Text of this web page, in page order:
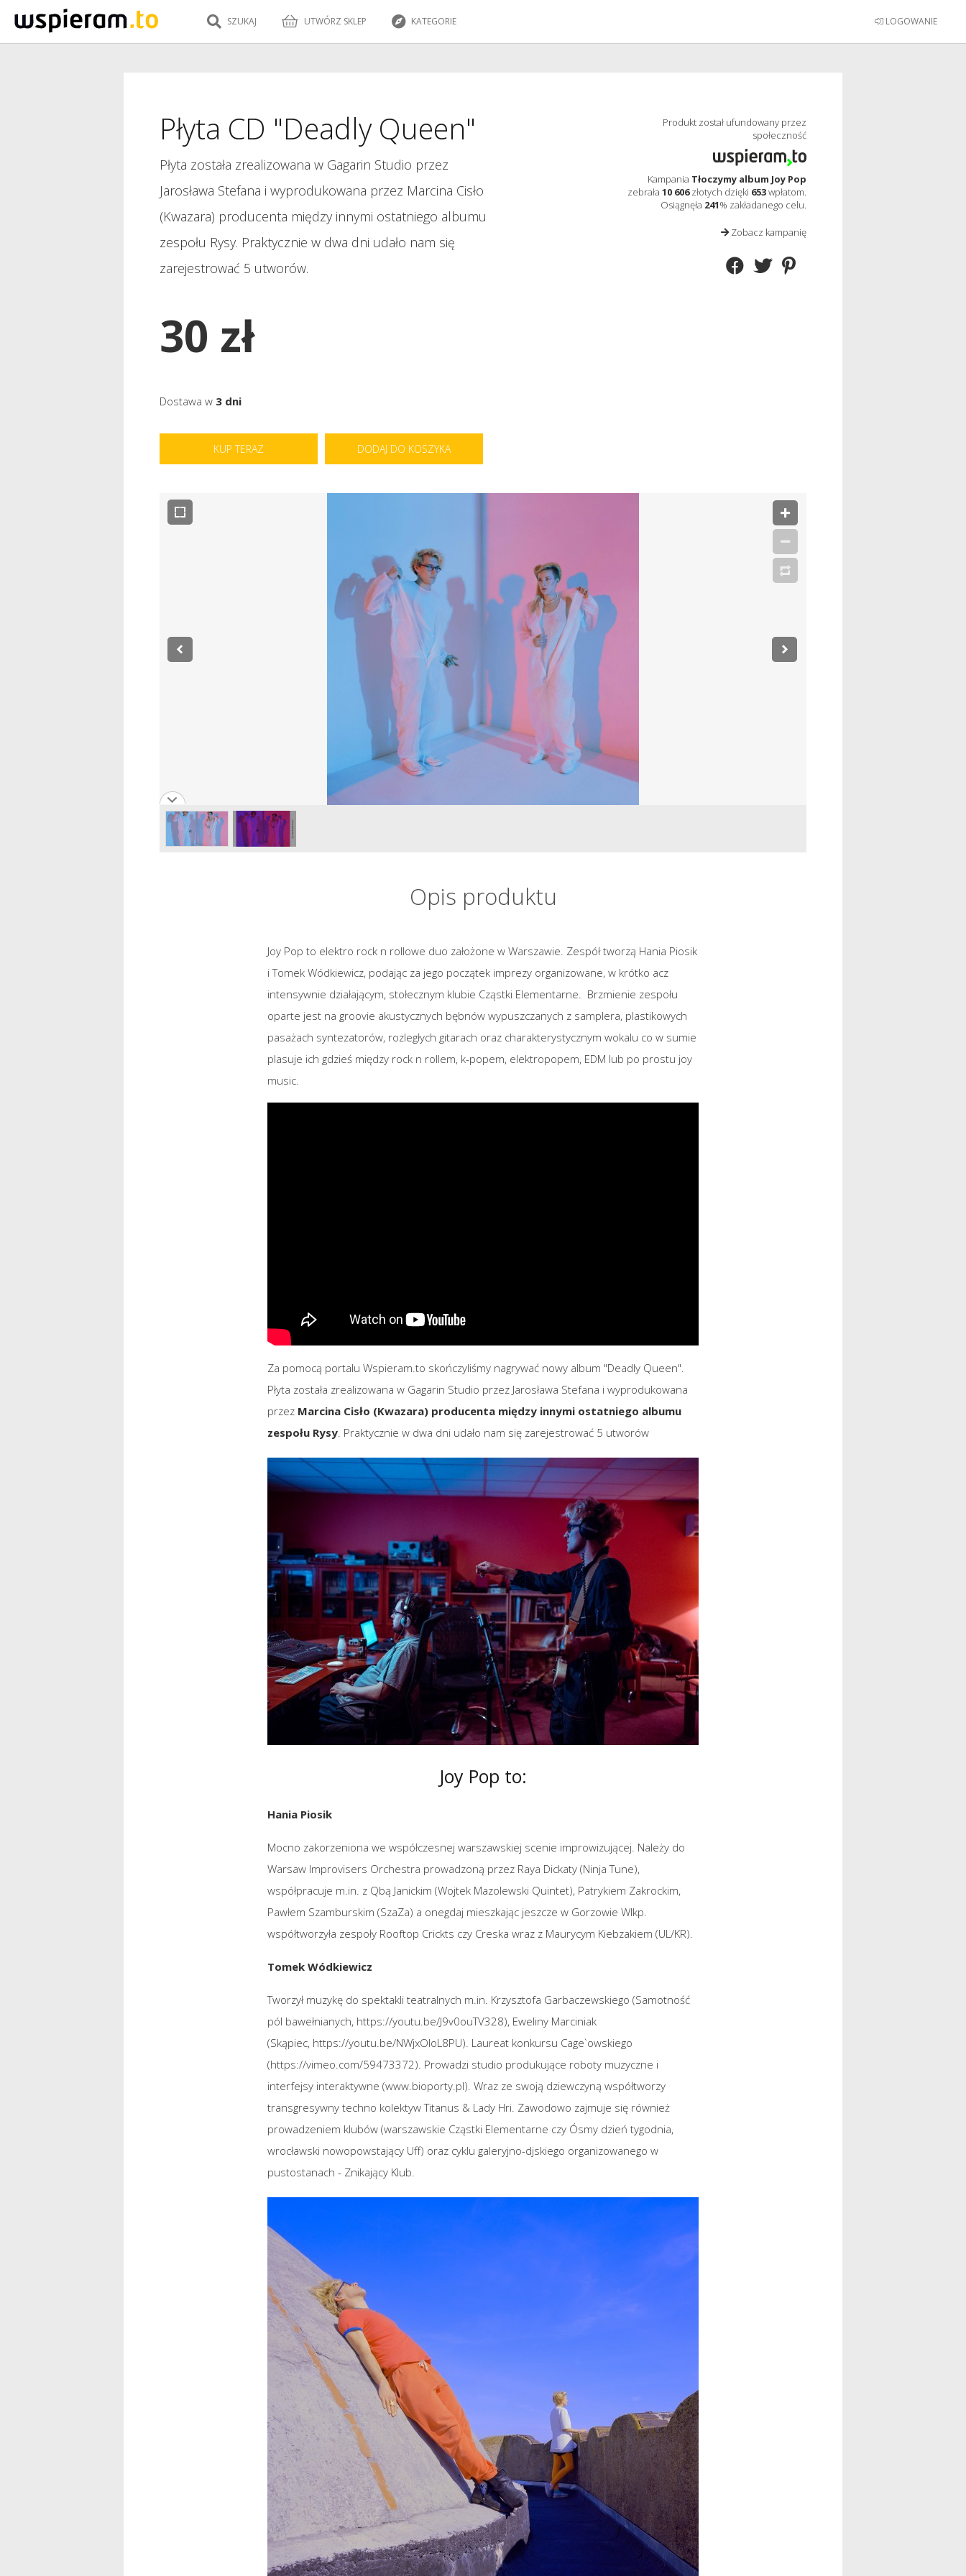
LOGOWANIE
SZUKAJ UTWÓRZ SKLEP KATEGORIE
Produkt został ufundowany przez
społeczność
Kampania Tłoczymy album Joy Pop
zebrała 10 606złotych dzięki 653wpłatom.
Osiągnęła 241% zakładanego celu.
Zobacz kampanię
Płyta CD "Deadly Queen"
Płyta została zrealizowana w Gagarin Studio przez
Jarosława Stefana i wyprodukowana przez Marcina Cisło
(Kwazara) producenta między innymi ostatniego albumu
zespołu Rysy. Praktycznie w dwa dni udało nam się
zarejestrować 5 utworów.
30 zł
Dostawa w 3 dni
KUP TERAZ DODAJ DO KOSZYKA
Opis produktu
Joy Pop to elektro rock n rollowe duo założone w Warszawie. Zespół tworzą Hania Piosik
i Tomek Wódkiewicz, podając za jego początek imprezy organizowane, w krótko acz
intensywnie działającym, stołecznym klubie Cząstki Elementarne. Brzmienie zespołu
oparte jest na groovie akustycznych bębnów wypuszczanych z samplera, plastikowych
pasażach syntezatorów, rozległych gitarach oraz charakterystycznym wokalu co w sumie
plasuje ich gdzieś między rock n rollem, k-popem, elektropopem, EDM lub po prostu joy
music.
Za pomocą portalu Wspieram.to skończyliśmy nagrywać nowy album "Deadly Queen".
Płyta została zrealizowana w Gagarin Studio przez Jarosława Stefana i wyprodukowana
przez Marcina Cisło (Kwazara) producenta między innymi ostatniego albumu
zespołu Rysy . Praktycznie w dwa dni udało nam się zarejestrować 5 utworów
Joy Pop to:
Hania Piosik
Mocno zakorzeniona we współczesnej warszawskiej scenie improwizującej. Należy do
Warsaw Improvisers Orchestra prowadzoną przez Raya Dickaty (Ninja Tune),
współpracuje m.in. z Qbą Janickim (Wojtek Mazolewski Quintet), Patrykiem Zakrockim,
Pawłem Szamburskim (SzaZa) a onegdaj mieszkając jeszcze w Gorzowie Wlkp.
współtworzyła zespoły Rooftop Crickts czy Creska wraz z Maurycym Kiebzakiem (UL/KR).
Tomek Wódkiewicz
Tworzył muzykę do spektakli teatralnych m.in. Krzysztofa Garbaczewskiego (Samotność
pól bawełnianych, https://youtu.be/J9v0ouTV328), Eweliny Marciniak
(Skąpiec, https://youtu.be/NWjxOIoL8PU). Laureat konkursu Cage`owskiego
(https://vimeo.com/59473372). Prowadzi studio produkujące roboty muzyczne i
interfejsy interaktywne (www.bioporty.pl). Wraz ze swoją dziewczyną współtworzy
transgresywny techno kolektyw Titanus & Lady Hri. Zawodowo zajmuje się również
prowadzeniem klubów (warszawskie Cząstki Elementarne czy Ósmy dzień tygodnia,
wrocławski nowopowstający Uff) oraz cyklu galeryjno-djskiego organizowanego w
pustostanach - Znikający Klub.